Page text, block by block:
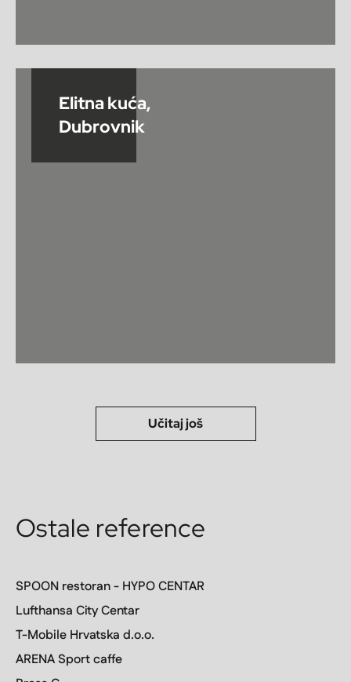
Elitna kuća,
Dubrovnik
Učitaj još
Ostale reference
SPOON restoran - HYPO CENTAR
Lufthansa City Centar
T-Mobile Hrvatska d.o.o.
ARENA Sport caffe